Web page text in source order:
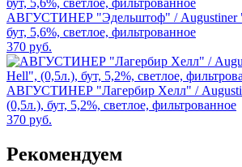
АВГУСТИНЕР "Эдельштоф" / Augustiner
бут, 5,6%, светлое, фильтрованное
370 руб.
АВГУСТИНЕР "Лагербир Хелл" /
(0,5л.), бут, 5,2%, светлое, фильтрованное
370 руб.
Рекомендуем